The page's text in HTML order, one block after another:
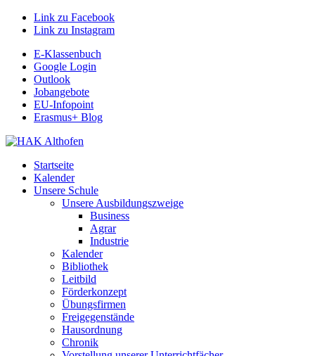
Link zu Facebook
Link zu Instagram
E-Klassenbuch
Google Login
Outlook
Jobangebote
EU-Infopoint
Erasmus+ Blog
Startseite
Kalender
Unsere Schule
Unsere Ausbildungszweige
Business
Agrar
Industrie
Kalender
Bibliothek
Leitbild
Förderkonzept
Übungsfirmen
Freigegenstände
Hausordnung
Chronik